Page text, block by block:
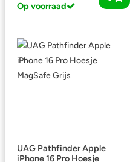
Op voorraad
UAG Pathfinder Apple
iPhone 16 Pro Hoesje